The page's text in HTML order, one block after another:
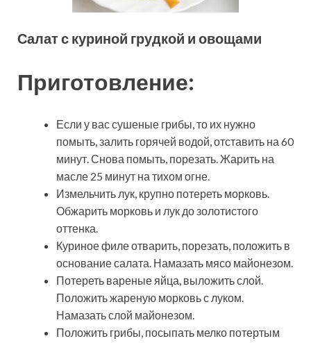
Салат с куриной грудкой и овощами
Приготовление:
Если у вас сушеные грибы, то их нужно
помыть, залить горячей водой, отставить на 60
минут. Снова помыть, порезать. Жарить на
масле 25 минут на тихом огне.
Измельчить лук, крупно потереть морковь.
Обжарить морковь и лук до золотистого
оттенка.
Куриное филе отварить, порезать, положить в
основание салата. Намазать мясо майонезом.
Потереть вареные яйца, выложить слой.
Положить жареную морковь с луком.
Намазать слой майонезом.
Положить грибы, посыпать мелко потертым